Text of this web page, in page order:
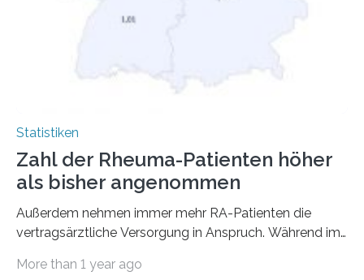
Statistiken
Zahl der Rheuma-Patienten höher
als bisher angenommen
Außerdem nehmen immer mehr RA-Patienten die
vertragsärztliche Versorgung in Anspruch. Während im
More than 1 year ago